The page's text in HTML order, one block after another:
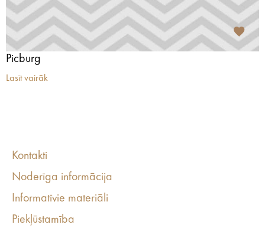
Picburg
Lasīt vairāk
Kontakti
Noderīga informācija
Informatīvie materiāli
Piekļūstamība